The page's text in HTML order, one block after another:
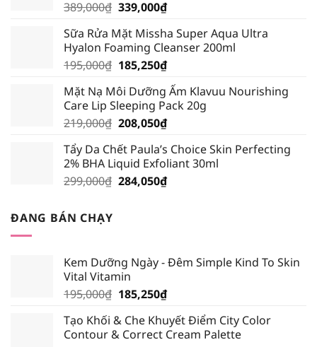
389,000₫ Giá
là:
389,000₫.
339,000₫Giá
tại
là:
339,000₫.
Sữa Rửa Mặt Missha Super Aqua Ultra
Hyalon Foaming Cleanser 200ml
195,000₫ Giá
là:
195,000₫.
185,250₫Giá
tại
là:
185,250₫.
Mặt Nạ Môi Dưỡng Ẩm Klavuu Nourishing
Care Lip Sleeping Pack 20g
219,000₫ Giá
là:
219,000₫.
208,050₫Giá
tại
là:
208,050₫.
Tẩy Da Chết Paula’s Choice Skin Perfecting
2% BHA Liquid Exfoliant 30ml
299,000₫ Giá
284,050₫Giá
ĐANG BÁN CHẠY
Kem Dưỡng Ngày - Đêm Simple Kind To Skin
Vital Vitamin
195,000₫ Giá
là:
195,000₫.
185,250₫Giá
tại
là:
Tạo Khối & Che Khuyết Điểm City Color
Contour & Correct Cream Palette